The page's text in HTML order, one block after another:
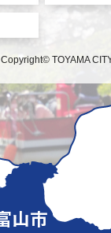
Copyright© TOYAMA